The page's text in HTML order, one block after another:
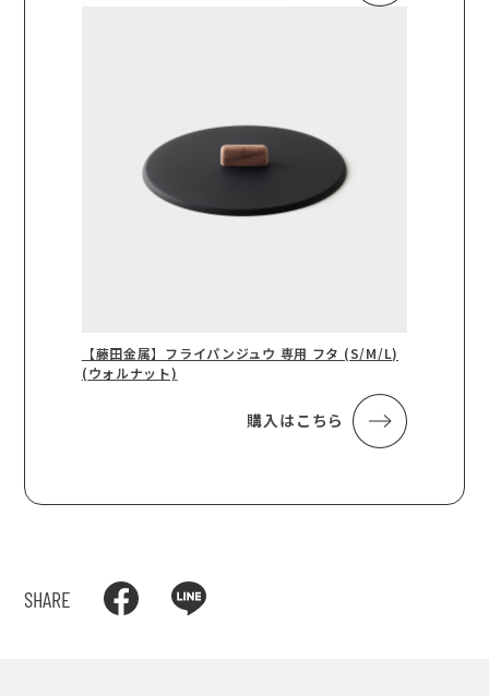
【藤田金属】フライパンジュウ 専用 フタ (S/M/L)
(ウォルナット)
購入はこちら
SHARE